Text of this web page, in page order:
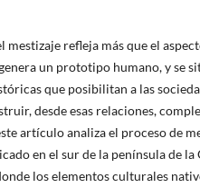
mestizaje refleja más que el
un prototipo humano, y se
que posibilitan a las
desde esas relaciones,
artículo analiza el proceso de
en el sur de la península de
los elementos culturales